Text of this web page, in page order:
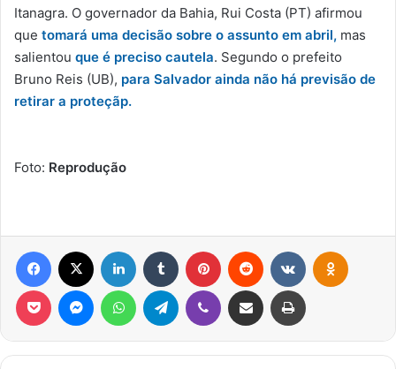
Itanagra. O governador da Bahia, Rui Costa (PT) afirmou
que tomará uma decisão sobre o assunto em abril, mas
salientou que é preciso cautela. Segundo o prefeito
Bruno Reis (UB), para Salvador ainda não há previsão de
retirar a proteçãp.
Foto: Reprodução
Facebook Linkedin Tumblr Pinterest Reddit
Pocket MessengerWhatsAppTelegram Viber Compartilhar via e-mail Imprimir